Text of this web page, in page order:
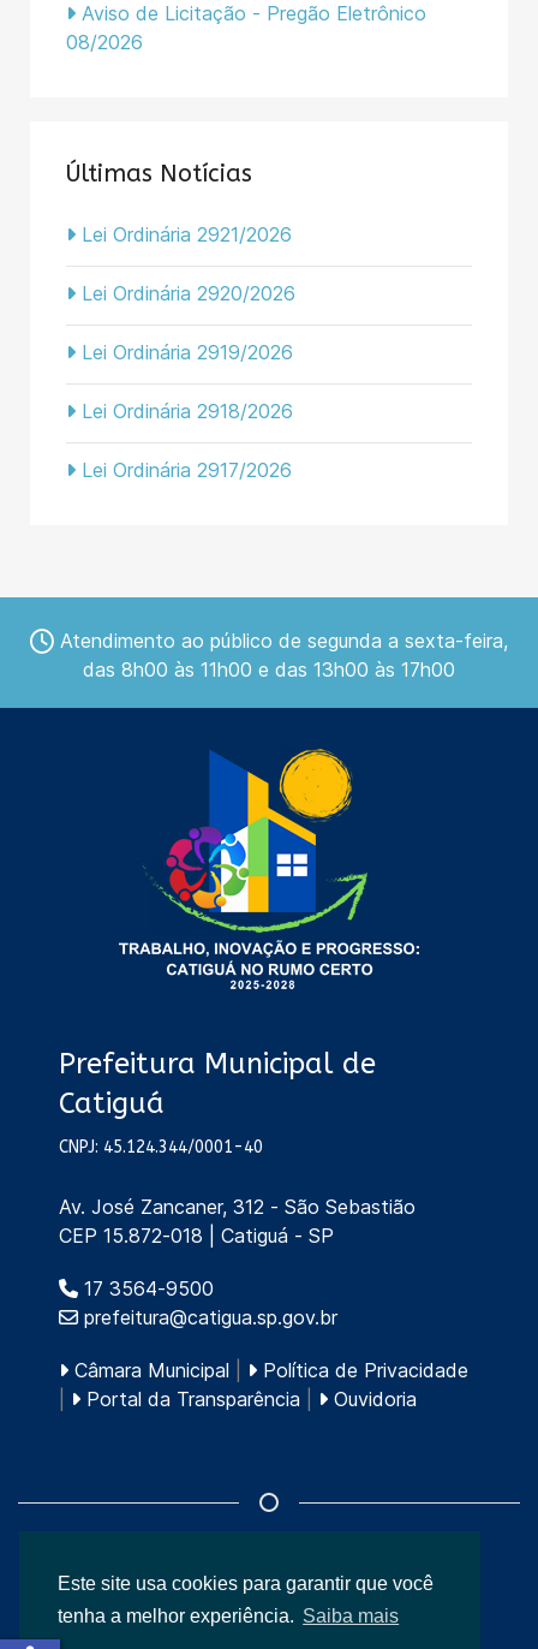
Este site usa cookies para garantir que você
tenha a melhor experiência. Saiba mais
Aviso de Licitação - Pregão Eletrônico
08/2026
Últimas Notícias
Lei Ordinária 2921/2026
Lei Ordinária 2920/2026
Lei Ordinária 2919/2026
Lei Ordinária 2918/2026
Lei Ordinária 2917/2026
Atendimento ao público de segunda a sexta-feira,
das 8h00 às 11h00 e das 13h00 às 17h00
Prefeitura Municipal de
Catiguá
CNPJ: 45.124.344/0001-40
Av. José Zancaner, 312 - São Sebastião
CEP 15.872-018 | Catiguá - SP
17 3564-9500
prefeitura@catigua.sp.gov.br
Câmara Municipal
Política de Privacidade
Portal da Transparência Ouvidoria
© 2026 Prefeitura Municipal de Catiguá.